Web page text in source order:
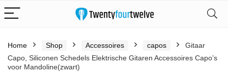
Home Shop Accessoires capos
Gitaar
Capo, Siliconen Schedels Elektrische Gitaren Accessoires Capo’s
voor Mandoline(zwart)